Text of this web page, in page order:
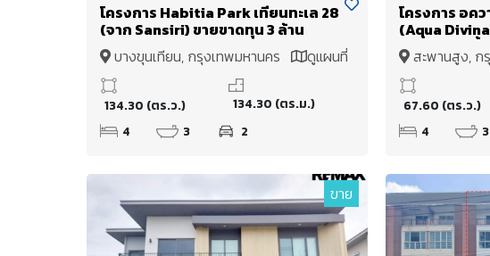
โครงการ Habitia Park เทียนทะเล 28
(จาก Sansiri) ขายขาดทุน 3 ล้าน
บางขุนเทียน, กรุงเทพมหานคร
ดูแผนที่
134.30 (ตร.ว.)
134.30 (ตร.ม.)
4
3 2
โครงการ อค
(Aqua
ไฟฟ้าใต้ดิน พื้
พื้นที่สวนและ
สะพานสูง,
67.60 (ตร.ว.)
4
3
ขาย